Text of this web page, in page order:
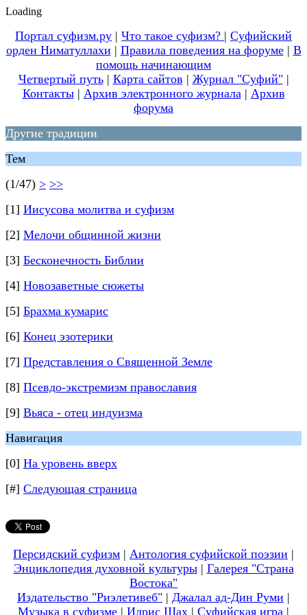
Loading
Портал суфизм.ру | Что такое суфизм? | Суфийский
орден Ниматуллахи | Правила поведения на форуме| В
помощь начинающим
Четвертый путь| Карта сайтов | Журнал "Суфий"|
Контакты| Архив электронного журнала| Архив
форума
Другие традиции
Тем
(1/47) > >>
[1] Иисусова молитва и суфизм
[2] Мелочи общинной жизни
[3] Бесконечность Библии
[4] Новозаветные сюжеты
[5] Брахма кумарис
[6] Конец эзотерики
[7] Представления о Священной Земле
[8] Псевдо-экстремизм православия
[9] Вьяса - отец индуизма
Навигация
[0] На уровень вверх
[#] Следующая страница
Персидский суфизм | Антология суфийской поэзии |
Энциклопедия духовной культуры| Галерея "Страна
Востока"
Издательство "Риэлетивеб" | Джалал ад-Дин Руми |
Музыка в суфизме | Идрис Шах | Суфийская игра |